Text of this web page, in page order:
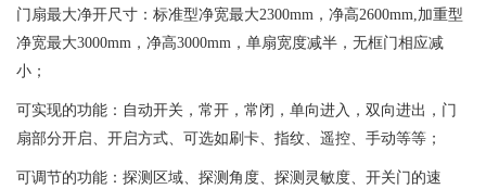
门扇最大净开尺寸：标准型净宽最大2300mm，净高2600mm,加重型
净宽最大3000mm，净高3000mm，单扇宽度减半，无框门相应减
小；
可实现的功能：自动开关，常开，常闭，单向进入，双向进出，门
扇部分开启、开启方式、可选如刷卡、指纹、遥控、手动等等；
可调节的功能：探测区域、探测角度、探测灵敏度、开关门的速